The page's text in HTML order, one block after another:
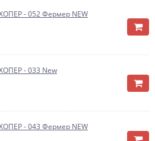
- 052 Фермер NEW
- 033 New
- 043 Фермер NEW